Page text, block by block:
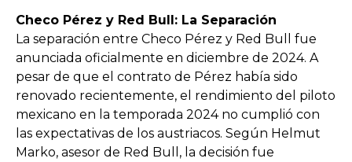
Checo Pérez y Red Bull: La Separación
La separación entre Checo Pérez y Red Bull fue
anunciada oficialmente en diciembre de 2024. A
pesar de que el contrato de Pérez había sido
renovado recientemente, el rendimiento del piloto
mexicano en la temporada 2024 no cumplió con
las expectativas de los austriacos. Según Helmut
Marko, asesor de Red Bull, la decisión fue